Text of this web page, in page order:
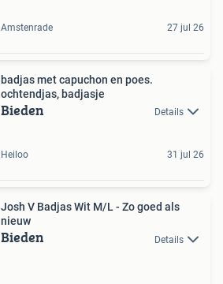
Amstenrade 27 jul 26
badjas met capuchon en poes.
ochtendjas, badjasje
Bieden Details
Heiloo 31 jul 26
Josh V Badjas Wit M/L - Zo goed als
nieuw
Bieden Details